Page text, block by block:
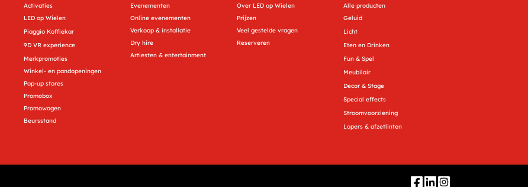
Activaties
LED op Wielen
Piaggio Koffiekar
9D VR experience
Merkpromoties
Winkel- en pandopeningen
Pop-up stores
Promobox
Promowagen
Beursstand
Evenementen
Online evenementen
Verkoop & installatie
Dry hire
Artiesten & entertainment
Over LED op Wielen
Prijzen
Veel gestelde vragen
Reserveren
Alle producten
Geluid
Licht
Eten en Drinken
Fun & Spel
Meubilair
Decor & Stage
Special effects
Stroomvoorziening
Lopers & afzetlinten